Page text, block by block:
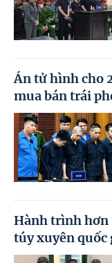
Án tử hình cho
mua bán trái
Hành trình hơn
túy xuyên quốc